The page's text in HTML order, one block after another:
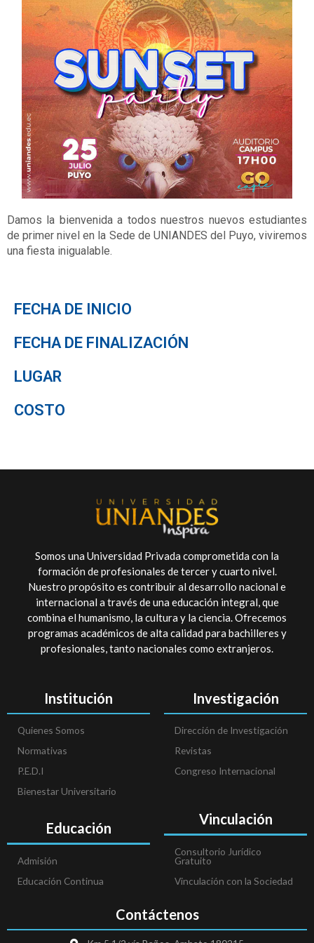
Damos la bienvenida a todos nuestros nuevos estudiantes
de primer nivel en la Sede de UNIANDES del Puyo, viviremos
una fiesta inigualable.
FECHA DE INICIO
FECHA DE FINALIZACIÓN
LUGAR
COSTO
Somos una Universidad Privada comprometida con la
formación de profesionales de tercer y cuarto nivel.
Nuestro propósito es contribuir al desarrollo nacional e
internacional a través de una educación integral, que
combina el humanismo, la cultura y la ciencia. Ofrecemos
programas académicos de alta calidad para bachilleres y
profesionales, tanto nacionales como extranjeros.
Institución
Quienes Somos
Normativas
P.E.D.I
Bienestar Universitario
Educación
Admisión
Educación Continua
Investigación
Dirección de Investigación
Revistas
Congreso Internacional
Vinculación
Consultorio Jurídico
Gratuito
Vinculación con la Sociedad
Contáctenos